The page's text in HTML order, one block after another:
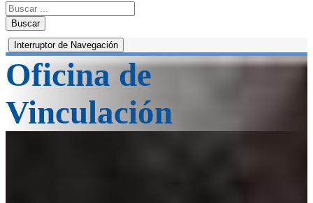
Buscar
Interruptor de Navegación
Oficina de
Vinculación